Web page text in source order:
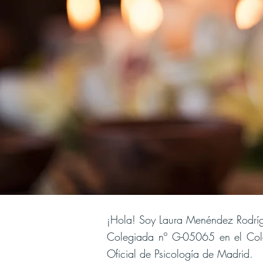
¡Hola! Soy Laura Menéndez
Colegiada nº G-05065 en el
Oficial de Psicología de Madrid.